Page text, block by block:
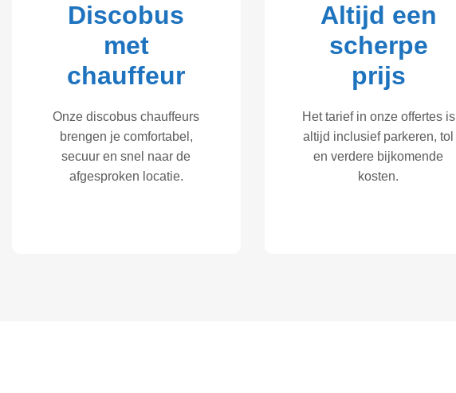
Discobus
met
chauffeur
Onze discobus chauffeurs
brengen je comfortabel,
secuur en snel naar de
afgesproken locatie.
Altijd een
scherpe
prijs
Het tarief in onze offertes is
altijd inclusief parkeren, tol
en verdere bijkomende
kosten.